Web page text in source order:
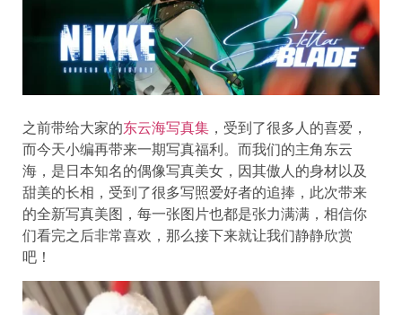
之前带给大家的东云海写真集 ，受到了很多人的喜爱，
而今天小编再带来一期写真福利。而我们的主角东云
海，是日本知名的偶像写真美女，因其傲人的身材以及
甜美的长相，受到了很多写照爱好者的追捧，此次带来
的全新写真美图，每一张图片也都是张力满满，相信你
们看完之后非常喜欢，那么接下来就让我们静静欣赏
吧！